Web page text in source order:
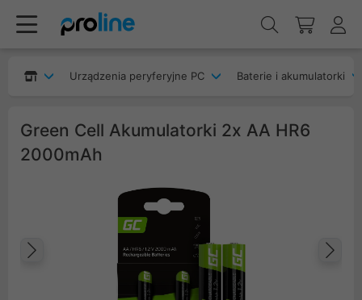
Urządzenia peryferyjne PC Baterie i akumulatorki
Green Cell Akumulatorki 2x AA HR6
2000mAh
Poprzedni